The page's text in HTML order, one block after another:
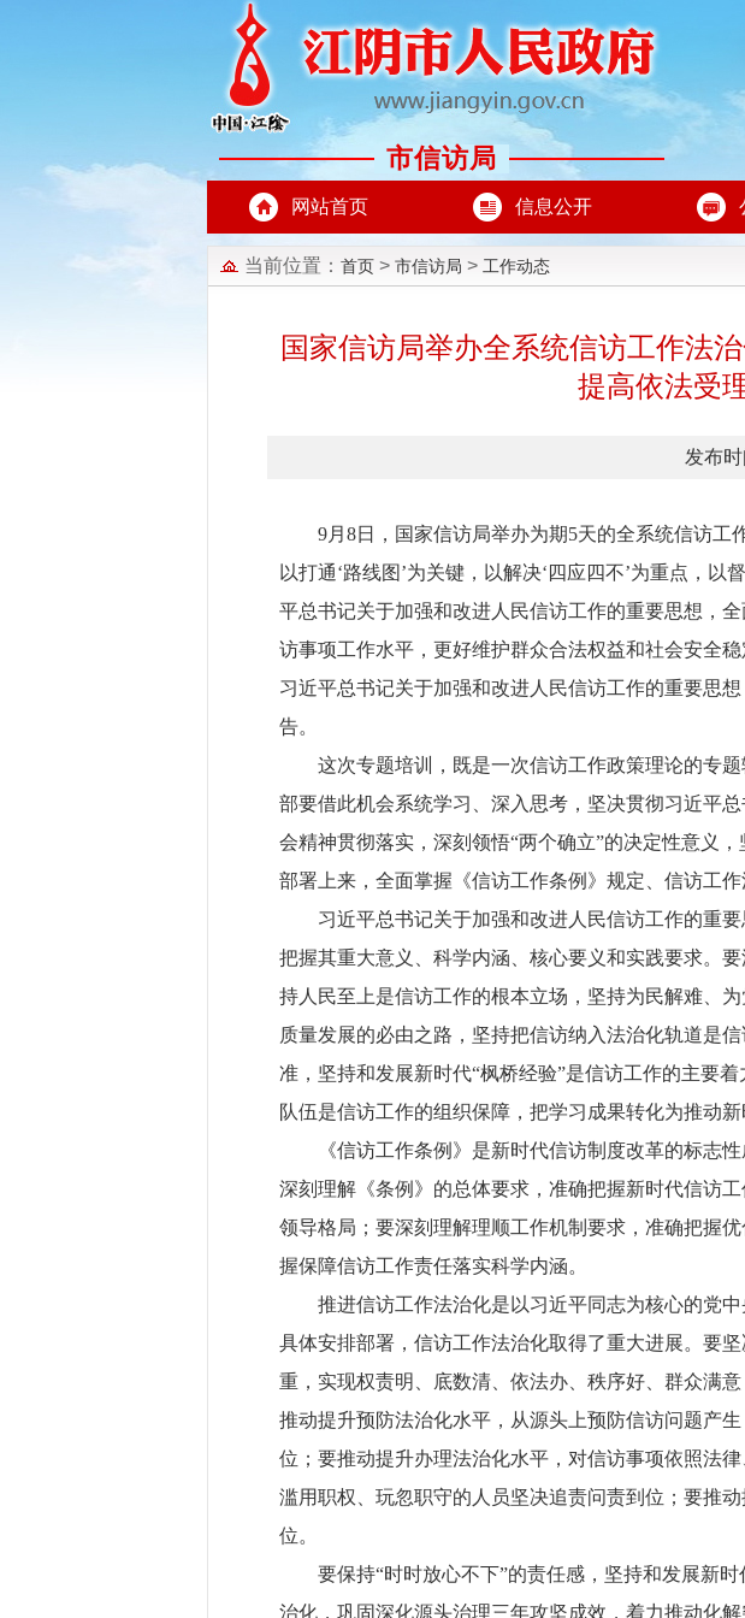
市信访局
网站首页 信息公开
当前位置： 首页 > 市信访局 > 工作动态
国家信访局举办全系统信访工作法
提高依法受
发布
9月8日，国家信访局举办为期5天的全系统信访工
以打通‘路线图’为关键，以解决‘四应四不’为重点，
平总书记关于加强和改进人民信访工作的重要思想，
访事项工作水平，更好维护群众合法权益和社会安全
习近平总书记关于加强和改进人民信访工作的重要思
告。
这次专题培训，既是一次信访工作政策理论的专
部要借此机会系统学习、深入思考，坚决贯彻习近平
会精神贯彻落实，深刻领悟“两个确立”的决定性意义
部署上来，全面掌握《信访工作条例》规定、信访工
习近平总书记关于加强和改进人民信访工作的重
把握其重大意义、科学内涵、核心要义和实践要求。
持人民至上是信访工作的根本立场，坚持为民解难、
质量发展的必由之路，坚持把信访纳入法治化轨道是
准，坚持和发展新时代“枫桥经验”是信访工作的主要
队伍是信访工作的组织保障，把学习成果转化为推动
《信访工作条例》是新时代信访制度改革的标志
深刻理解《条例》的总体要求，准确把握新时代信访
领导格局；要深刻理解理顺工作机制要求，准确把握
握保障信访工作责任落实科学内涵。
推进信访工作法治化是以习近平同志为核心的党
具体安排部署，信访工作法治化取得了重大进展。要
重，实现权责明、底数清、依法办、秩序好、群众满
推动提升预防法治化水平，从源头上预防信访问题产
位；要推动提升办理法治化水平，对信访事项依照法
滥用职权、玩忽职守的人员坚决追责问责到位；要推
位。
要保持“时时放心不下”的责任感，坚持和发展新
治化，巩固深化源头治理三年攻坚成效，着力推动化